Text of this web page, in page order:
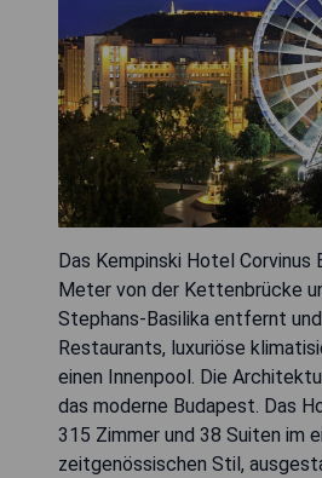
Das Kempinski Hotel
Meter von der Kettenbrücke
Stephans-Basilika entfernt
Restaurants, luxuriöse
einen Innenpool. Die
das moderne Budapest. Das
315 Zimmer und 38 Suiten im
zeitgenössischen Stil,